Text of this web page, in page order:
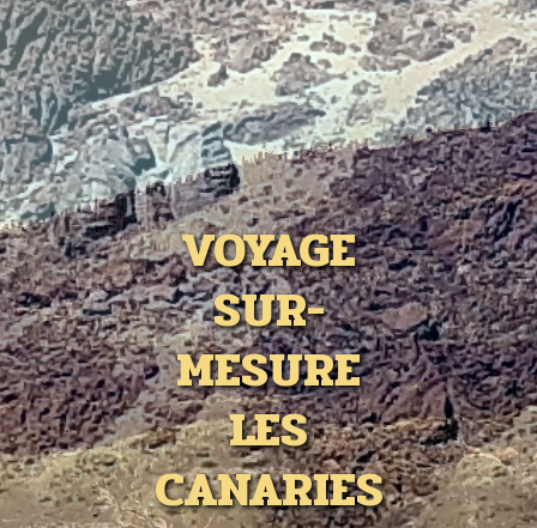
VOYAGE
SUR-
MESURE
LES
CANARIES